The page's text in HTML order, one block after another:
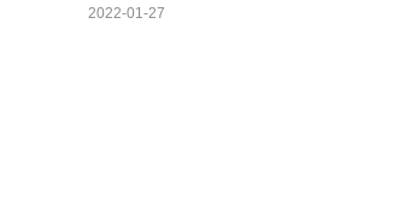
2022-01-27